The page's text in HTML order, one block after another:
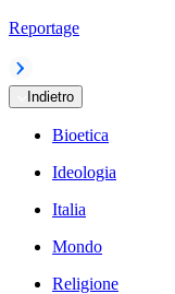
Reportage
Indietro
Bioetica
Ideologia
Italia
Mondo
Religione